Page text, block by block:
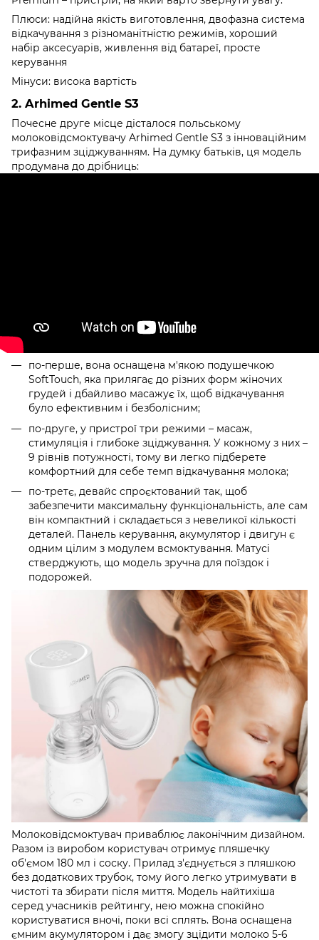
Плюси: надійна якість виготовлення, двофазна система
відкачування з різноманітністю режимів, хороший
набір аксесуарів, живлення від батареї, просте
керування
Мінуси: висока вартість
2. Arhimed Gentle S3
Почесне друге місце дісталося польському
молоковідсмоктувачу Arhimed Gentle S3 з інноваційним
трифазним зціджуванням. На думку батьків, ця модель
продумана до дрібниць:
по-перше, вона оснащена м'якою подушечкою
SoftTouch, яка прилягає до різних форм жіночих
грудей і дбайливо масажує їх, щоб відкачування
було ефективним і безболісним;
по-друге, у пристрої три режими – масаж,
стимуляція і глибоке зціджування. У кожному з них –
9 рівнів потужності, тому ви легко підберете
комфортний для себе темп відкачування молока;
по-третє, девайс спроєктований так, щоб
забезпечити максимальну функціональність, але сам
він компактний і складається з невеликої кількості
деталей. Панель керування, акумулятор і двигун є
одним цілим з модулем всмоктування. Матусі
стверджують, що модель зручна для поїздок і
подорожей.
Молоковідсмоктувач приваблює лаконічним дизайном.
Разом із виробом користувач отримує пляшечку
об'ємом 180 мл і соску. Прилад з'єднується з пляшкою
без додаткових трубок, тому його легко утримувати в
чистоті та збирати після миття. Модель найтихіша
серед учасників рейтингу, нею можна спокійно
користуватися вночі, поки всі сплять. Вона оснащена
ємним акумулятором і дає змогу зцідити молоко 5-6